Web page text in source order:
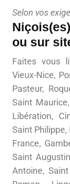
Selon vos
ou sur
Faites vous
Vieux-Nice,
Pasteur,
Saint
Libération,
Saint Philippe,
France,
Saint
Antoine,